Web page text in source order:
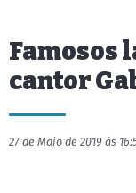
Famosos
cantor
27 de Maio de 2019 às